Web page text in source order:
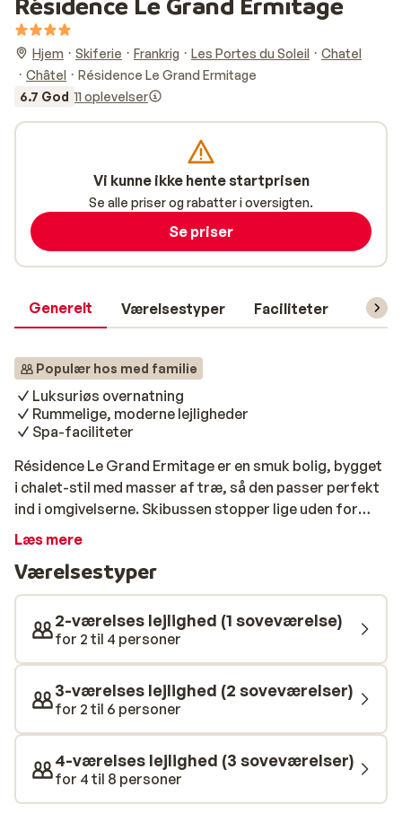
Hjem Skiferie Frankrig Les Portes du Soleil
Chatel
Châtel
Résidence Le Grand Ermitage
6.7 God 11 oplevelser
Generelt Værelsestyper Faciliteter
Populær hos med familie
Luksuriøs overnatning
Rummelige, moderne lejligheder
Spa-faciliteter
Résidence Le Grand Ermitage er en smuk bolig, bygget
i chalet-stil med masser af træ, så den passer perfekt
ind i omgivelserne. Skibussen stopper lige uden for
døren, så du slipper for at slæbe rundt på alt det tunge
indrettede og har alle enten balkon eller terrasse, hvor
du kan nyde solen. Der er også tænkt på afslapning: Her
findes et skønt wellnesscenter, hvor du kan slappe helt
af, inden du næste dag igen tager ud på pisterne!
Læs mere
Værelsestyper
2-værelses lejlighed (1 soveværelse)
for 2 til 4 personer
3-værelses lejlighed (2 soveværelser)
for 2 til 6 personer
4-værelses lejlighed (3 soveværelser)
for 4 til 8 personer
Vi kunne ikke hente startprisen
Se alle priser og rabatter i oversigten.
Se priser